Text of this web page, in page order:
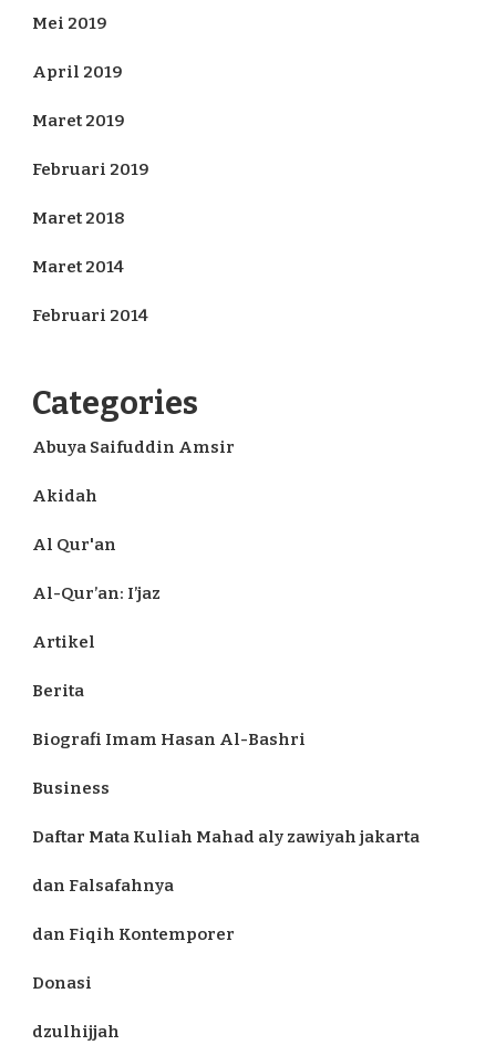
Mei 2019
April 2019
Maret 2019
Februari 2019
Maret 2018
Maret 2014
Februari 2014
Categories
Abuya Saifuddin Amsir
Akidah
Al Qur'an
Al-Qur’an: I’jaz
Artikel
Berita
Biografi Imam Hasan Al-Bashri
Business
Daftar Mata Kuliah Mahad aly zawiyah jakarta
dan Falsafahnya
dan Fiqih Kontemporer
Donasi
dzulhijjah